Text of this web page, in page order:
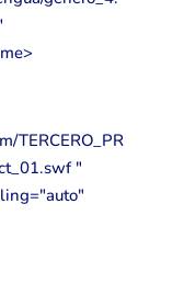
TERCERO_PR
"